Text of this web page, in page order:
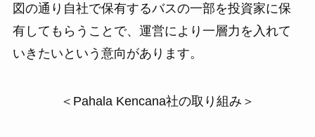
図の通り自社で保有するバスの一部を投資家に保
有してもらうことで、運営により一層力を入れて
いきたいという意向があります。
＜Pahala Kencana社の取り組み＞